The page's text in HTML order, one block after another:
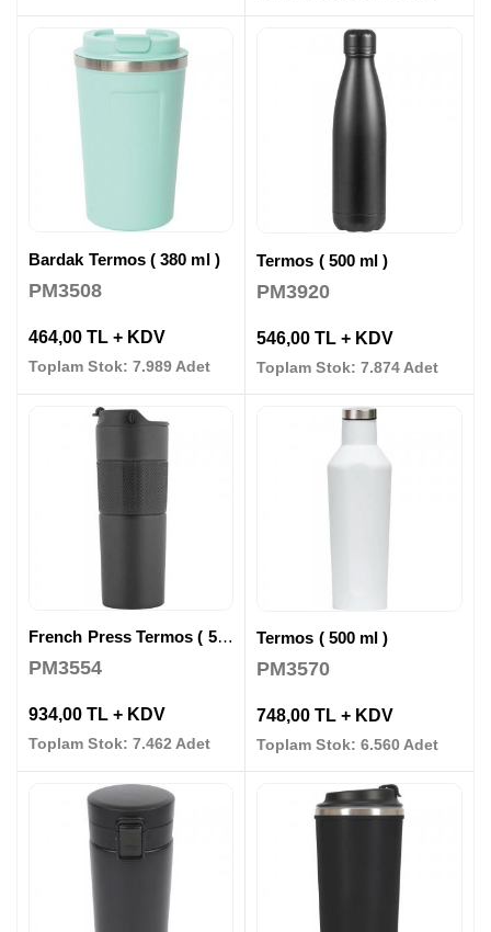
Bardak Termos ( 380 ml )
PM3508
464,00 TL + KDV
Toplam Stok: 7.989 Adet
Termos ( 500 ml )
PM3920
546,00 TL + KDV
Toplam Stok: 7.874 Adet
French Press Termos ( 500 ml )
PM3554
934,00 TL + KDV
Toplam Stok: 7.462 Adet
Termos ( 500 ml )
PM3570
748,00 TL + KDV
Toplam Stok: 6.560 Adet